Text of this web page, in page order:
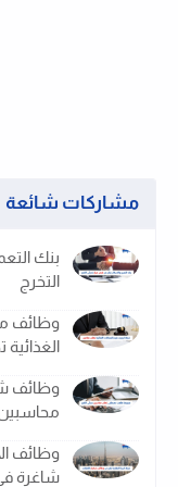
مشاركات شائعة
بنك
التخرج
وظائف
وظائف
محاسبين
وظائف
شاغرة